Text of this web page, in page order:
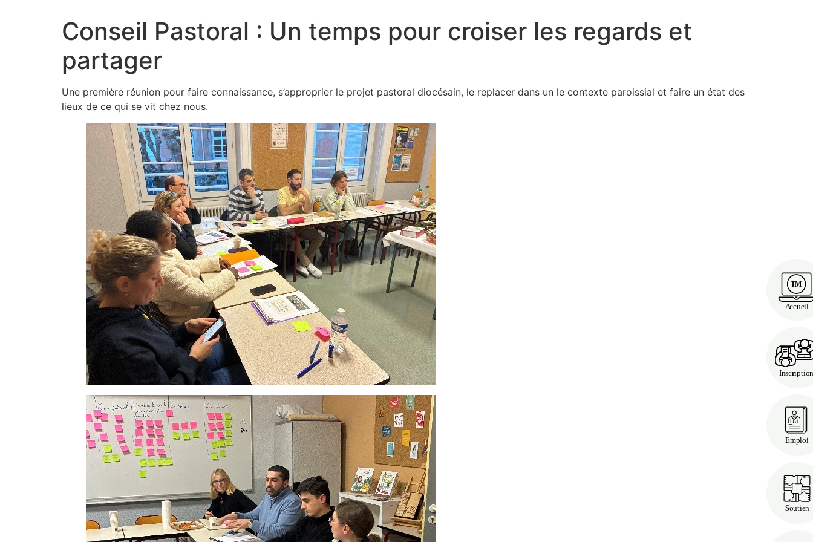
Accueil
TM
Inscr
Emploi
Soutien
Conseil Pastoral : Un temps pour croiser les regards et
partager
Une première réunion pour faire connaissance, s’approprier le projet pastoral diocésain, le replacer dans un le contexte paroissial et faire un état des
lieux de ce qui se vit chez nous.